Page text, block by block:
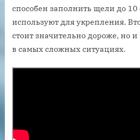
способен заполнить щели до 10
используют для укрепления.
стоит значительно дороже, но
в самых сложных ситуациях.